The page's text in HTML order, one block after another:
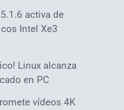
activa de
Intel Xe3
Linux alcanza
en PC
vídeos 4K